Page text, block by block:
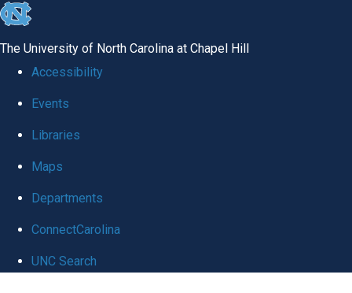
skip
global
The University of North Carolina at Chapel Hill
Accessibility
Events
Libraries
Maps
Departments
ConnectCarolina
UNC Search